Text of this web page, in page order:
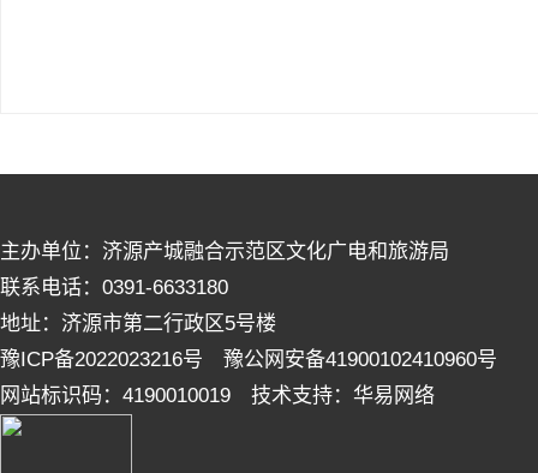
主办单位：济源产城融合示范区文化广电和旅游局
联系电话：0391-6633180
地址：济源市第二行政区5号楼
豫ICP备2022023216号 豫公网安备41900102410960号
网站标识码：4190010019 技术支持：华易网络